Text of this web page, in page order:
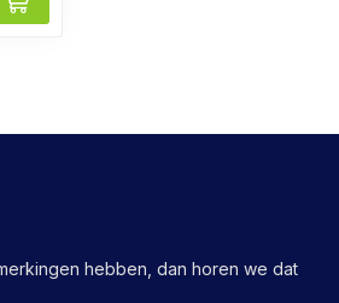
hebben, dan horen we dat